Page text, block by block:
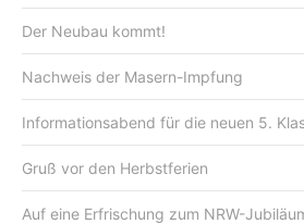
Der Neubau kommt!
Nachweis der Masern-Impfung
Informationsabend für die neuen 5.
Gruß vor den Herbstferien
Auf eine Erfrischung zum NRW-